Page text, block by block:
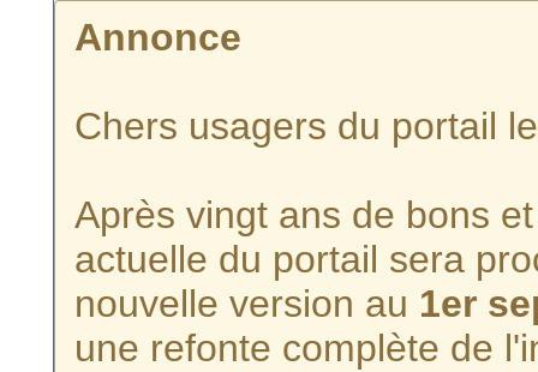
Annonce
Chers usagers du portail
Après vingt ans de bons
actuelle du portail sera
nouvelle version au 1er
une refonte complète de